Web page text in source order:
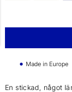
Made in Europe
En stickad, något